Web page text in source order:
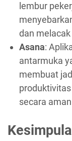
lembur
dan
Asana:
antarmuka
membuat
secara